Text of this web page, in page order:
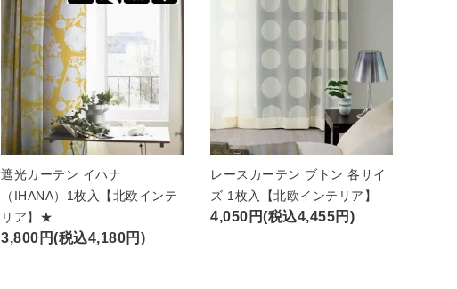
遮光カーテン イハナ
（IHANA）1枚入【北欧インテ
リア】★
3,800円(税込4,180円)
レースカーテン ブトン 各サイ
ズ 1枚入【北欧インテリア】
4,050円(税込4,455円)